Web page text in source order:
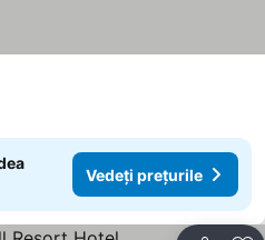
Vedeți prețurile